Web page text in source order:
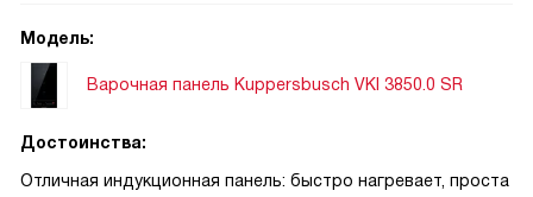
Модель:
Варочная панель Kuppersbusch VKI 3850.0 SR
Достоинства:
Отличная индукционная панель: быстро нагревает, проста